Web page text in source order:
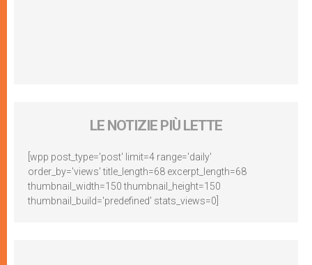
LE NOTIZIE PIÙ LETTE
[wpp post_type='post' limit=4 range='daily'
order_by='views' title_length=68 excerpt_length=68
thumbnail_width=150 thumbnail_height=150
thumbnail_build='predefined' stats_views=0]